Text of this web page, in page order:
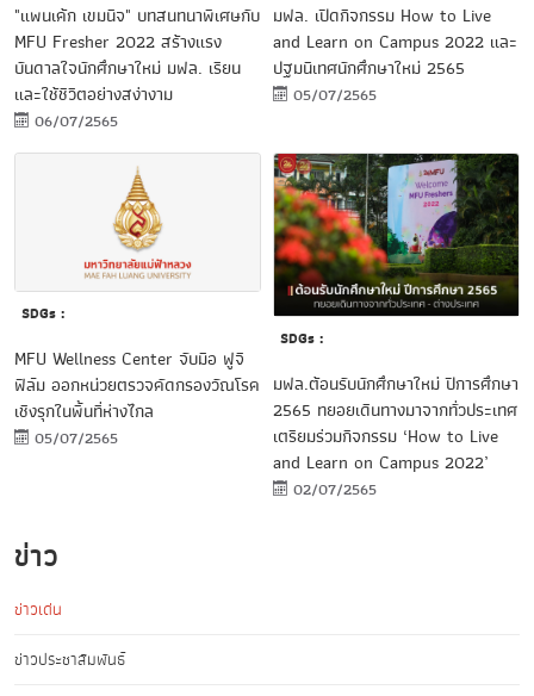
"แพนเค้ก เขมนิจ" บทสนทนาพิเศษกับ
MFU Fresher 2022 สร้างแรง
บันดาลใจนักศึกษาใหม่ มฟล. เรียน
และใช้ชีวิตอย่างสง่างาม
06/07/2565
มฟล. เปิดกิจกรรม How to Live
and Learn on Campus 2022 และ
ปฐมนิเทศนักศึกษาใหม่ 2565
05/07/2565
SDGs :
today-
wellncess-
center
MFU Wellness Center จับมือ ฟูจิ
ฟิล์ม ออกหน่วยตรวจคัดกรองวัณโรค
เชิงรุกในพื้นที่ห่างไกล
05/07/2565
SDGs :
มฟล.ต้อนรับนักศึกษาใหม่ ปีการศึกษา
2565 ทยอยเดินทางมาจากทั่วประเทศ
เตรียมร่วมกิจกรรม ‘How to Live
and Learn on Campus 2022’
02/07/2565
ข่าว
ข่าวเด่น
ข่าวประชาสัมพันธ์